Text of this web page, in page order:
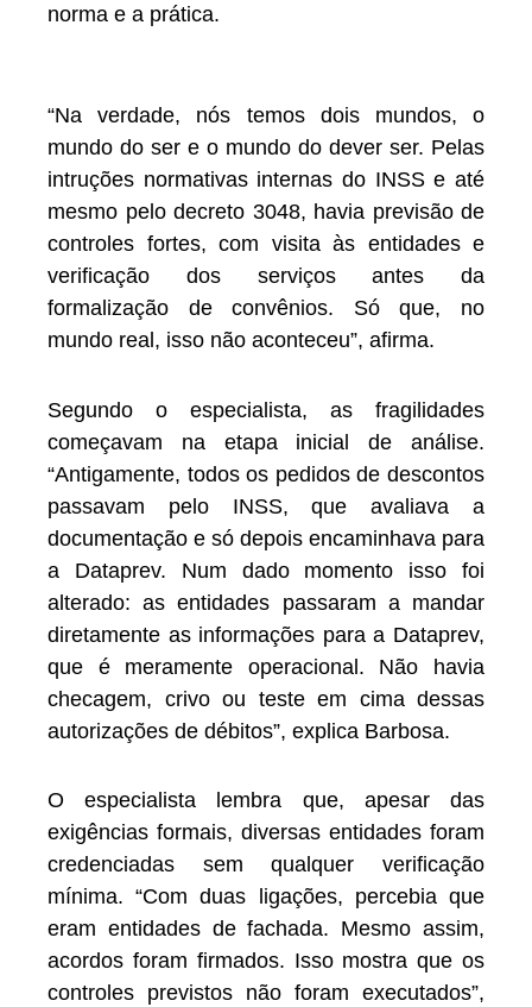
norma e a prática.
“Na verdade, nós temos dois mundos, o
mundo do ser e o mundo do dever ser. Pelas
intruções normativas internas do INSS e até
mesmo pelo decreto 3048, havia previsão de
controles fortes, com visita às entidades e
verificação dos serviços antes da
formalização de convênios. Só que, no
mundo real, isso não aconteceu”, afirma.
Segundo o especialista, as fragilidades
começavam na etapa inicial de análise.
“Antigamente, todos os pedidos de descontos
passavam pelo INSS, que avaliava a
documentação e só depois encaminhava para
a Dataprev. Num dado momento isso foi
alterado: as entidades passaram a mandar
diretamente as informações para a Dataprev,
que é meramente operacional. Não havia
checagem, crivo ou teste em cima dessas
autorizações de débitos”, explica Barbosa.
O especialista lembra que, apesar das
exigências formais, diversas entidades foram
credenciadas sem qualquer verificação
mínima. “Com duas ligações, percebia que
eram entidades de fachada. Mesmo assim,
acordos foram firmados. Isso mostra que os
controles previstos não foram executados”,